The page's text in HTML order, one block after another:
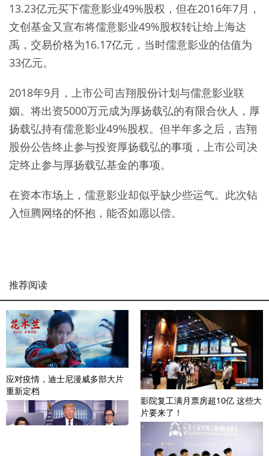
13.23亿元买下儒意影业49%股权，但在2016年7月，
文创基金又宣布将儒意影业49%股权转让给上海达
禹，交易价格为16.17亿元，当时儒意影业的估值为
33亿元。
2018年9月，上市公司吉翔股份计划与儒意影业联
姻。将出资5000万元成为厚扬载弘的有限合伙人，厚
扬载弘持有儒意影业49%股权。但半年多之后，吉翔
股份公告终止参与投资厚扬载弘的事项，上市公司决
定终止参与厚扬载弘基金的事项。
在资本市场上，儒意影业却似乎缺少些运气。此次钻
入恒腾网络的怀抱，能否如愿以偿。
推荐阅读
应对疫情，迪士尼漫威多部大片
重新定档
影院复工满月票房超10亿 这些大
片要来了！